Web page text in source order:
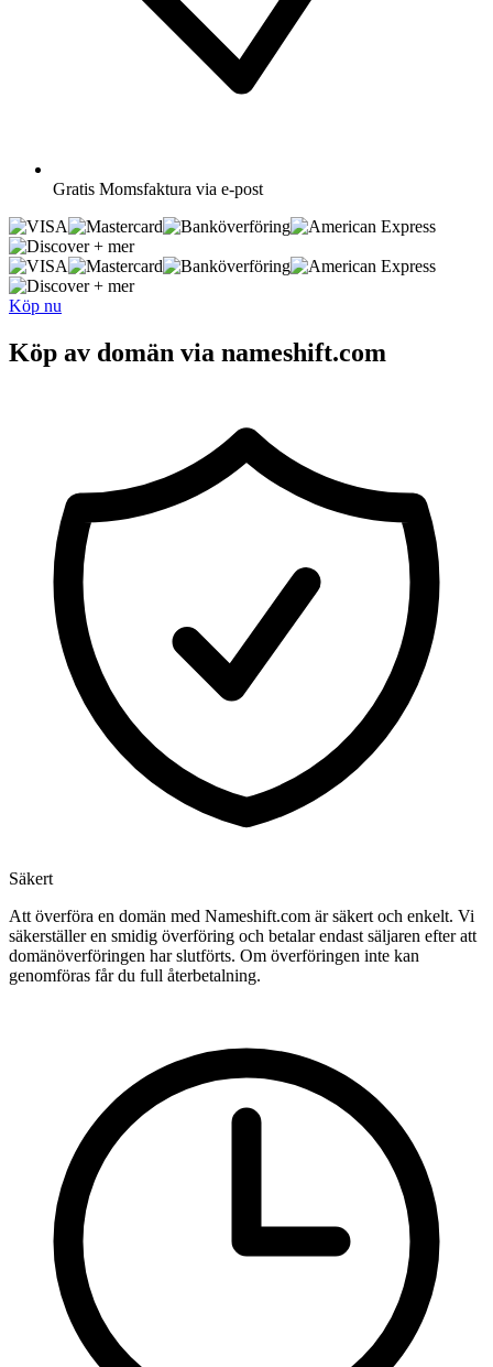
Gratis Momsfaktura via e-post
+ mer
+ mer
Köp nu
Köp av domän via nameshift.com
Säkert
Att överföra en domän med Nameshift.com är säkert och enkelt. Vi
säkerställer en smidig överföring och betalar endast säljaren efter att
domänöverföringen har slutförts. Om överföringen inte kan
genomföras får du full återbetalning.